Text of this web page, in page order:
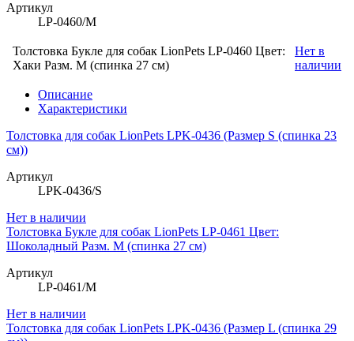
Артикул
LP-0460/M
Толстовка Букле для собак LionPets LP-0460 Цвет:
Хаки Разм. M (спинка 27 см)
Нет в
наличии
Описание
Характеристики
Толстовка для собак LionPets LPK-0436 (Размер S (спинка 23
см))
Артикул
LPK-0436/S
Нет в наличии
Толстовка Букле для собак LionPets LP-0461 Цвет:
Шоколадный Разм. M (спинка 27 см)
Артикул
LP-0461/M
Нет в наличии
Толстовка для собак LionPets LPK-0436 (Размер L (спинка 29